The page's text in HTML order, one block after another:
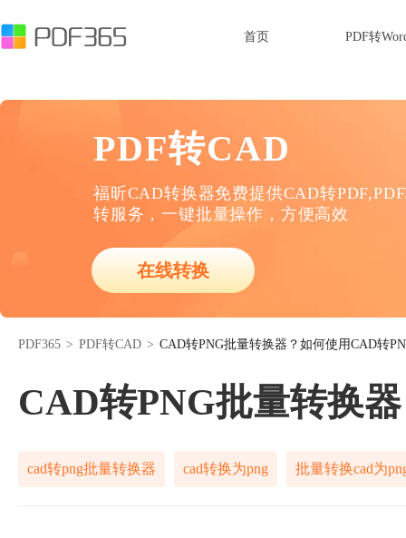
首页 PDF转
PDF转CAD
福昕CAD转换器免费提供CAD转
转服务，一键批量操作，方便高效
在线转换
PDF365 > PDF转CAD > CAD转PNG批量转换器？如何使用CAD转
CAD转PNG批量转换
cad转png批量转换器 cad转换为png 批量转换cad为